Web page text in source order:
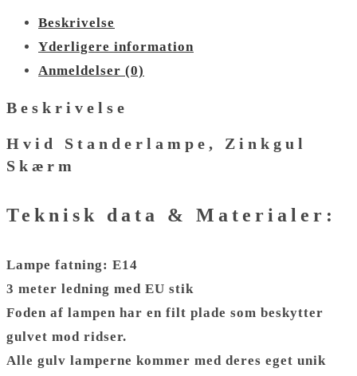
antal
Beskrivelse
Yderligere information
Anmeldelser (0)
Beskrivelse
Hvid Standerlampe, Zinkgul
Skærm
Teknisk data & Materialer:
Lampe fatning: E14
3 meter ledning med EU stik
Foden af lampen har en filt plade som beskytter
gulvet mod ridser.
Alle gulv lamperne kommer med deres eget unik